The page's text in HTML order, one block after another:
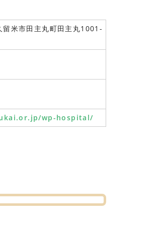
米市田主丸町田主丸1001-
wp-hospital/